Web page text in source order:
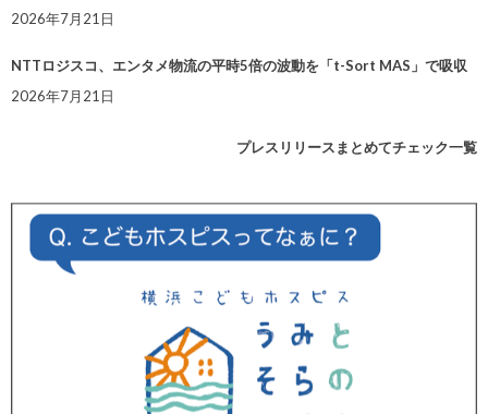
2026年7月21日
NTTロジスコ、エンタメ物流の平時5倍の波動を「t-Sort MAS」で吸収
2026年7月21日
プレスリリースまとめてチェック一覧